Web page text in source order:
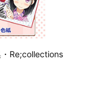
・Re;collections